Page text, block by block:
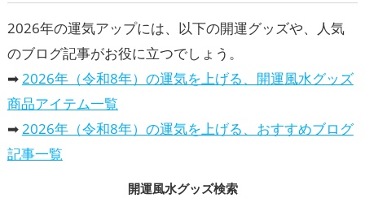
2026年の運気アップには、以下の開運グッズや、人気
のブログ記事がお役に立つでしょう。
➡2026年（令和8年）の運気を上げる、開運風水グッズ
商品アイテム一覧
➡2026年（令和8年）の運気を上げる、おすすめブログ
記事一覧
開運風水グッズ検索